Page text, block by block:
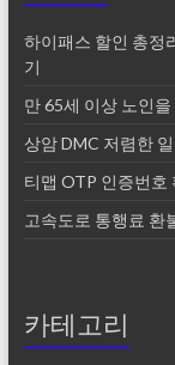
하이패스 할인 총정
기
만 65세 이상 노인
상암 DMC 저렴한
티맵 OTP 인증번호
고속도로 통행료 환
카테고리